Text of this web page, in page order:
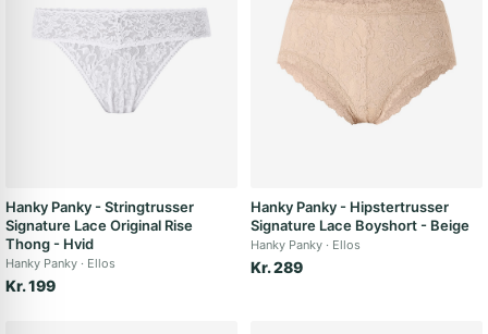
Hanky Panky - Stringtrusser
Signature Lace Original Rise
Thong - Hvid
Hanky Panky Ellos
Kr. 199
Hanky Panky - Hipstertrusser
Signature Lace Boyshort - Beige
Hanky Panky Ellos
Kr. 289